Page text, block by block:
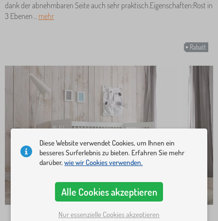
dank der abnehmbaren Seite auch sehr praktisch.Eigenschaften:Rost in
3 Ebenen .. mehr
Rabatt
Diese Website verwendet Cookies, um Ihnen ein
besseres Surferlebnis zu bieten. Erfahren Sie mehr
darüber,wie wir Cookies verwenden.
Alle Cookies akzeptieren
Nur essenzielle Cookies akzeptieren